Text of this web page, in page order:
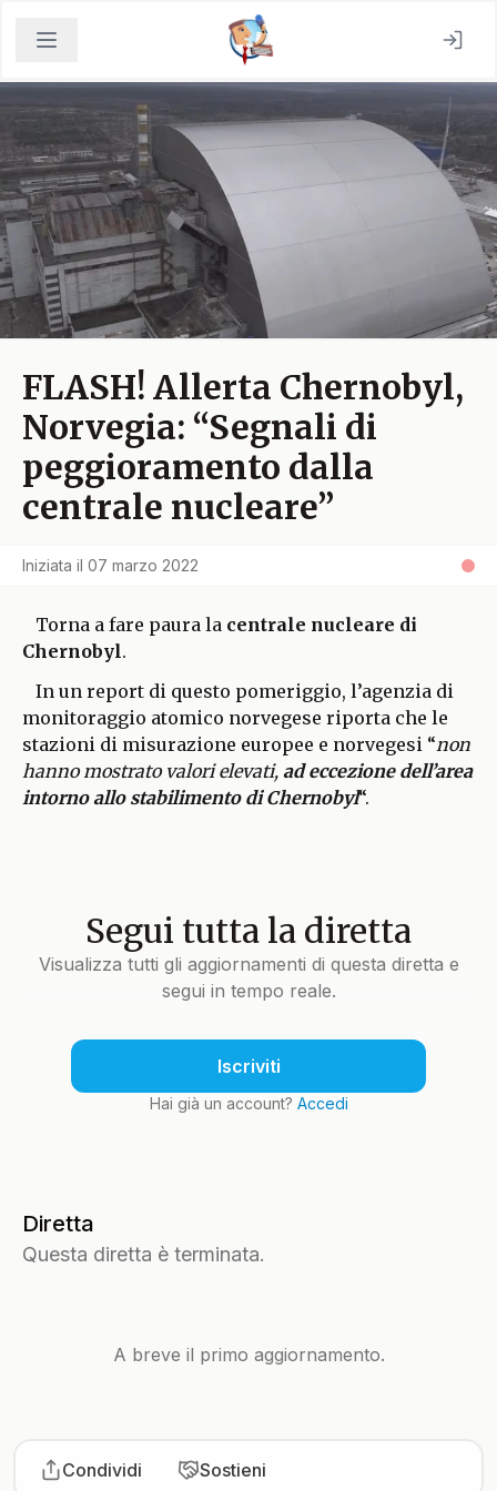
FLASH! Allerta Chernobyl,
Norvegia: “Segnali di
peggioramento dalla
centrale nucleare”
Iniziata il 07 marzo 2022
Torna a fare paura la centrale nucleare di
Chernobyl.
In un report di questo pomeriggio, l’agenzia di
monitoraggio atomico norvegese riporta che le
stazioni di misurazione europee e norvegesi “non
hanno mostrato valori elevati, ad eccezione dell’area
intorno allo stabilimento di Chernobyl“.
Segui tutta la diretta
Visualizza tutti gli aggiornamenti di questa diretta e
segui in tempo reale.
Iscriviti
Hai già un account? Accedi
Diretta
Questa diretta è terminata.
A breve il primo aggiornamento.
Condividi Sostieni